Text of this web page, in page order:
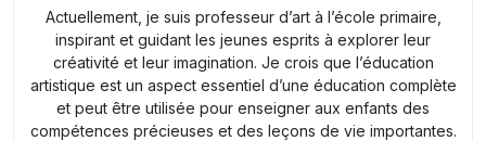
Actuellement, je suis professeur d’art à l’école primaire,
inspirant et guidant les jeunes esprits à explorer leur
créativité et leur imagination. Je crois que l’éducation
artistique est un aspect essentiel d’une éducation complète
et peut être utilisée pour enseigner aux enfants des
compétences précieuses et des leçons de vie importantes.